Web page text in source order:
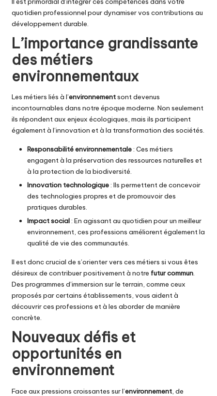
quotidien professionnel pour dynamiser vos contributions au
développement durable.
L’importance grandissante
des métiers
environnementaux
Les métiers liés à l’environnementsont devenus
incontournables dans notre époque moderne. Non seulement
ils répondent aux enjeux écologiques, mais ils participent
également à l’innovation et à la transformation des sociétés.
Responsabilité environnementale: Ces métiers
engagent à la préservation des ressources naturelles et
à la protection de la biodiversité.
Innovation technologique: Ils permettent de concevoir
des technologies propres et de promouvoir des
pratiques durables.
Impact social: En agissant au quotidien pour un meilleur
environnement, ces professions améliorent également la
qualité de vie des communautés.
Il est donc crucial de s’orienter vers ces métiers si vous êtes
désireux de contribuer positivement à notre futur commun.
Des programmes d’immersion sur le terrain, comme ceux
proposés par certains établissements, vous aident à
découvrir ces professions et à les aborder de manière
concrète.
Nouveaux défis et
opportunités en
environnement
Face aux pressions croissantes sur l’environnement, de